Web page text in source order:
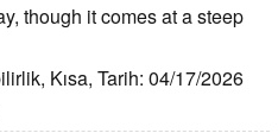
though it comes at a steep
Kısa, Tarih: 04/17/2026